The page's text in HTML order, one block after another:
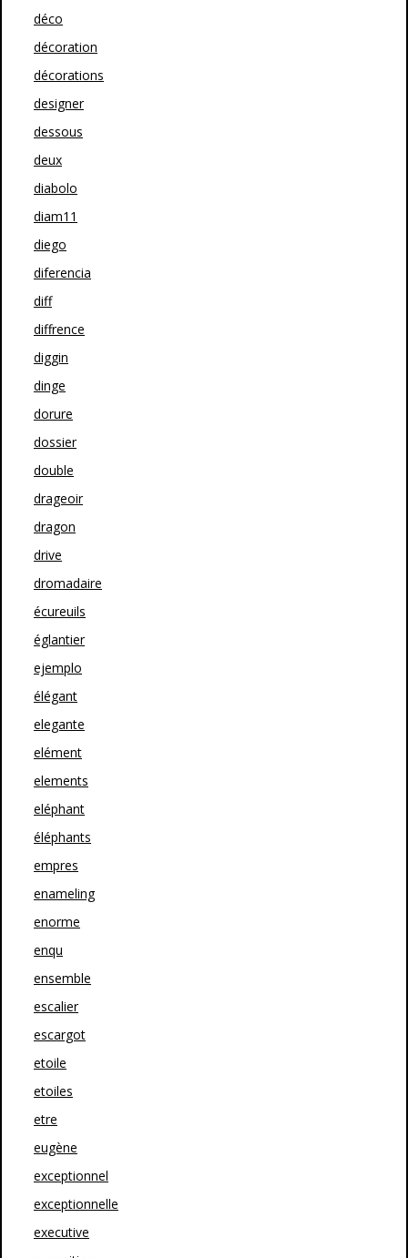
déco
décoration
décorations
designer
dessous
deux
diabolo
diam11
diego
diferencia
diff
diffrence
diggin
dinge
dorure
dossier
double
drageoir
dragon
drive
dromadaire
écureuils
églantier
ejemplo
élégant
elegante
elément
elements
eléphant
éléphants
empres
enameling
enorme
enqu
ensemble
escalier
escargot
etoile
etoiles
etre
eugène
exceptionnel
exceptionnelle
executive